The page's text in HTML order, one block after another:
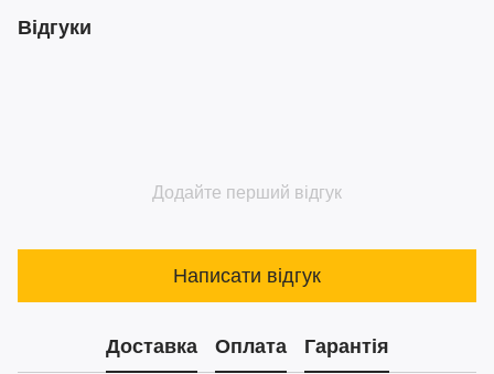
Відгуки
Додайте перший відгук
Написати відгук
Доставка Оплата Гарантія